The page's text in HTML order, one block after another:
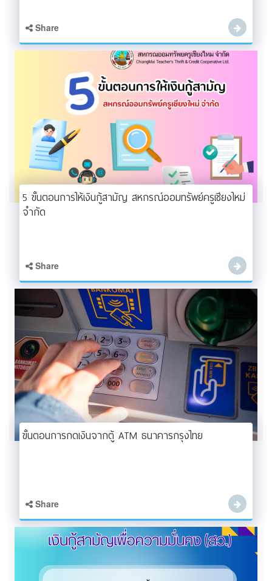
Share
5 ขั้นตอนการให้เงินกู้สามัญ สหกรณ์ออมทรัพย์ครูเชียงใหม่
จำกัด
Share
ขั้นตอนการกดเงินจากตู้ ATM ธนาคารกรุงไทย
Share